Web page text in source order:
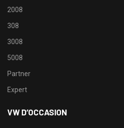
2008
308
3008
5008
Partner
Expert
VW D’OCCASION